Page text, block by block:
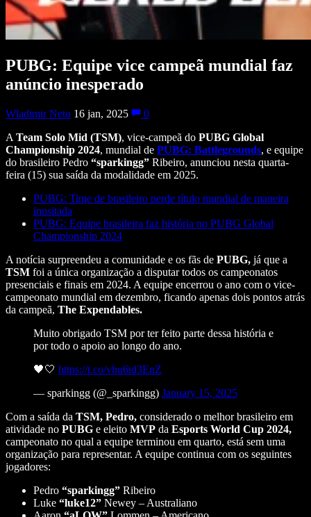
PUBG: Equipe vice campeã mundial faz
anúncio inesperado
Wladimir Neto 16 jan, 2025
0
A Team Solo Mid (TSM), vice-campeã do PUBG Global
Championship 2024, mundial de PUBG: Battlegrounds, e equipe
do brasileiro Pedro “sparkingg” Ribeiro, anunciou nesta quarta-
feira (15) sua saída da modalidade em 2025.
PUBG: Time de brasileiro perde título mundial de maneira
inusitada
PUBG: Equipe brasileira faz história no PUBG Global
Championship 2024
A notícia surpreendeu a comunidade e os fãs de PUBG, já que a
TSM foi a única organização a disputar todos os campeonatos
presenciais e finais em 2024. A equipe encerrou o ano com o vice-
campeonato mundial em dezembro, ficando apenas dois pontos atrás
da campeã, The Expendables.
Muito obrigado TSM por ter feito parte dessa história e
por todo o apoio ao longo do ano.
🖤🤍 https://t.co/vhu6id3EnZ
— sparkingg (@_sparkingg) January 15, 2025
Com a saída da TSM, Pedro, considerado o melhor brasileiro em
atividade no PUBG e eleito MVP da Esports World Cup 2024,
campeonato no qual a equipe terminou em quarto, está sem uma
organização para representar. A equipe continua com os seguintes
jogadores:
Pedro “sparkingg” Ribeiro
Luke “luke12” Newey – Australiano